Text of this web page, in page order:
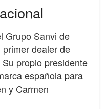
Grupo Sanvi de
dealer de
propio presidente
española para
y Carmen